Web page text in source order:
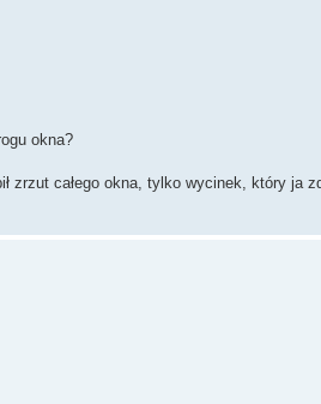
okna?
zrzut całego okna, tylko wycinek, który ja